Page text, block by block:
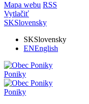
Mapa webu RSS
Vytlačiť
SKSlovensky
SKSlovensky
ENEnglish
Poniky
Poniky